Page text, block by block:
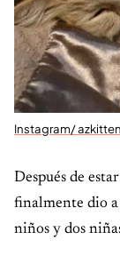
Instagram/
Después de
finalmente dio a
niños y dos